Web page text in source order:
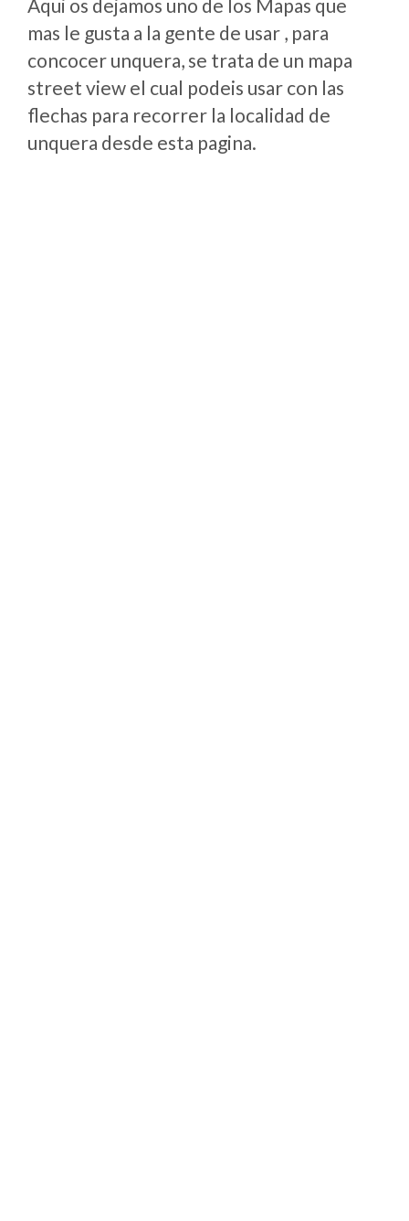
Aqui os dejamos uno de los Mapas que
mas le gusta a la gente de usar , para
concocer unquera, se trata de un mapa
street view el cual podeis usar con las
flechas para recorrer la localidad de
unquera desde esta pagina.